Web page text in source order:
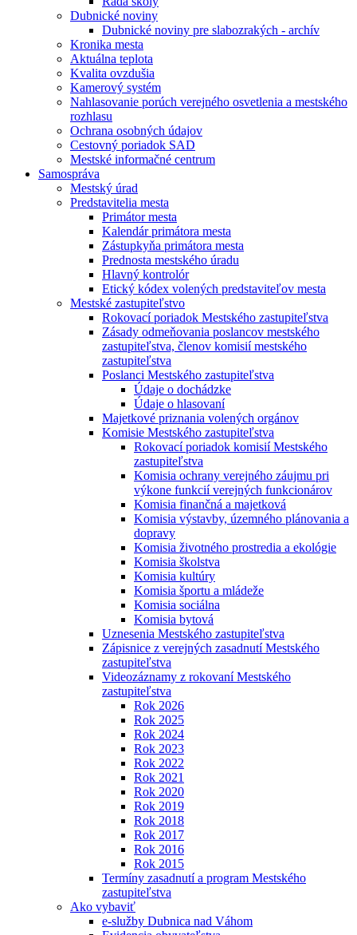
Dubnické noviny
Dubnické noviny pre slabozrakých - archív
Kronika mesta
Aktuálna teplota
Kvalita ovzdušia
Kamerový systém
Nahlasovanie porúch verejného osvetlenia a mestského
rozhlasu
Ochrana osobných údajov
Cestovný poriadok SAD
Mestské informačné centrum
Samospráva
Mestský úrad
Predstavitelia mesta
Primátor mesta
Kalendár primátora mesta
Zástupkyňa primátora mesta
Prednosta mestského úradu
Hlavný kontrolór
Etický kódex volených predstaviteľov mesta
Mestské zastupiteľstvo
Rokovací poriadok Mestského zastupiteľstva
Zásady odmeňovania poslancov mestského
zastupiteľstva, členov komisií mestského
zastupiteľstva
Poslanci Mestského zastupiteľstva
Údaje o dochádzke
Údaje o hlasovaní
Majetkové priznania volených orgánov
Komisie Mestského zastupiteľstva
Rokovací poriadok komisií Mestského
zastupiteľstva
Komisia ochrany verejného záujmu pri
výkone funkcií verejných funkcionárov
Komisia finančná a majetková
Komisia výstavby, územného plánovania a
dopravy
Komisia životného prostredia a ekológie
Komisia školstva
Komisia kultúry
Komisia športu a mládeže
Komisia sociálna
Komisia bytová
Uznesenia Mestského zastupiteľstva
Zápisnice z verejných zasadnutí Mestského
zastupiteľstva
Videozáznamy z rokovaní Mestského
zastupiteľstva
Rok 2026
Rok 2025
Rok 2024
Rok 2023
Rok 2022
Rok 2021
Rok 2020
Rok 2019
Rok 2018
Rok 2017
Rok 2016
Rok 2015
Termíny zasadnutí a program Mestského
zastupiteľstva
Ako vybaviť
e-služby Dubnica nad Váhom